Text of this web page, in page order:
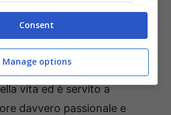
appartenenti alla collezione
fatto personalizzare i
a spendere forse più di 4
è un acquisto che si fa
vita ed è servito a
davvero passionale e
Consent
Manage options